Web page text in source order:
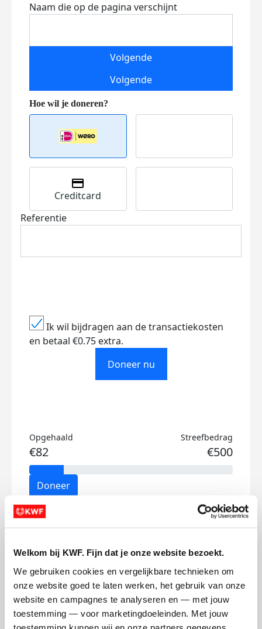
Welkom bij KWF. Fijn dat je onze website bezoekt.
We gebruiken cookies en vergelijkbare technieken om
onze website goed te laten werken, het gebruik van onze
website en campagnes te analyseren en — met jouw
toestemming — voor marketingdoeleinden. Met jouw
Naam die op de pagina verschijnt
Volgende
Volgende
Creditcard
Referentie
Ik wil bijdragen aan de transactiekosten
en betaal €0.75 extra.
Doneer nu
Opgehaald
€82
Streefbedrag
€500
Doneer